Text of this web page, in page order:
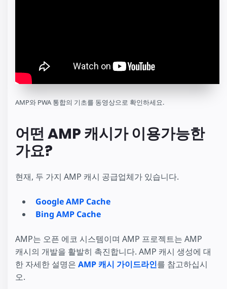
AMP와 PWA 통합의 기초를 동영상으로 확인하세요.
어떤 AMP 캐시가 이용가능한
가요?
현재, 두 가지 AMP 캐시 공급업체가 있습니다.
Google AMP Cache
Bing AMP Cache
AMP는 오픈 에코 시스템이며 AMP 프로젝트는 AMP
캐시의 개발을 활발히 촉진합니다. AMP 캐시 생성에 대
한 자세한 설명은 AMP 캐시 가이드라인를 참고하십시
오.